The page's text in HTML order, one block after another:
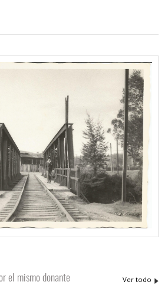
el mismo donante